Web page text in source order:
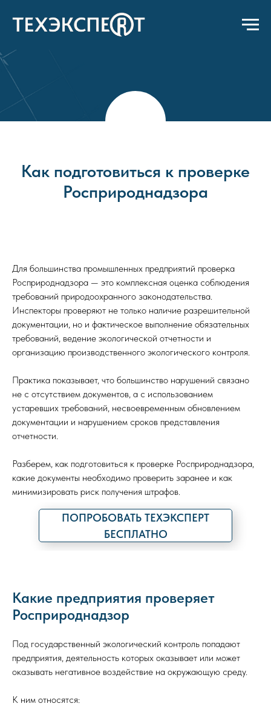
Как подготовиться к проверке
Росприроднадзора
Для большинства промышленных предприятий проверка
Росприроднадзора — это комплексная оценка соблюдения
требований природоохранного законодательства.
Инспекторы проверяют не только наличие разрешительной
документации, но и фактическое выполнение обязательных
требований, ведение экологической отчетности и
организацию производственного экологического контроля.
Практика показывает, что большинство нарушений связано
не с отсутствием документов, а с использованием
устаревших требований, несвоевременным обновлением
документации и нарушением сроков представления
отчетности.
Разберем, как подготовиться к проверке Росприроднадзора,
какие документы необходимо проверить заранее и как
минимизировать риск получения штрафов.
ПОПРОБОВАТЬ ТЕХЭКСПЕРТ
БЕСПЛАТНО
Какие предприятия проверяет
Росприроднадзор
Под государственный экологический контроль попадают
предприятия, деятельность которых оказывает или может
оказывать негативное воздействие на окружающую среду.
К ним относятся: